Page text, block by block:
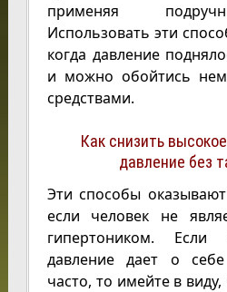
применяя
Использовать эти
когда давление
и можно обойтись
средствами.
Как снизить
давление без
Эти способы
если человек не
гипертоником.
давление дает о
часто, то имейте в